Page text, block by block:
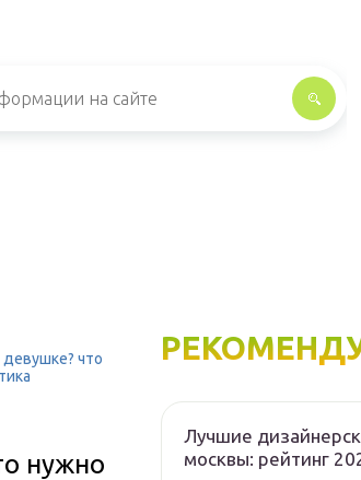
что
нужно
Лучшие
москвы: рейтинг